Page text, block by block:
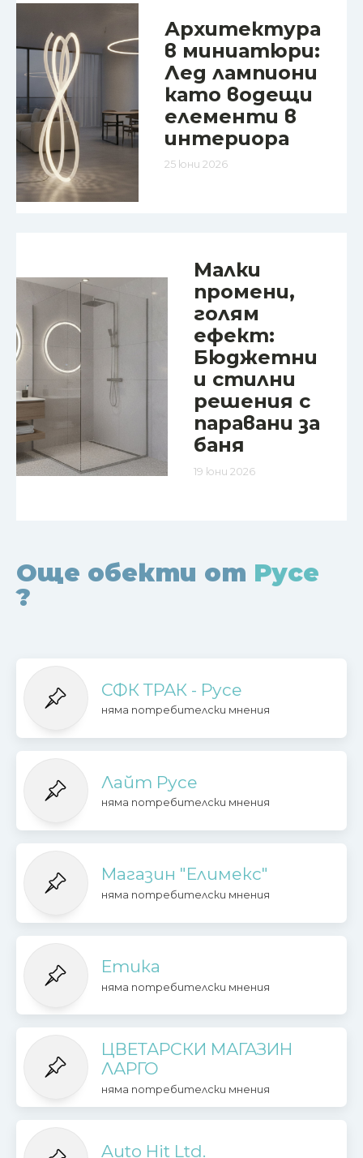
Архитектура
в миниатюри:
Лед лампиони
като водещи
елементи в
интериора
25 юни 2026
Малки
промени,
голям
ефект:
Бюджетни
и стилни
решения с
паравани за
баня
19 юни 2026
Още обекти от Русе
?
СФК ТРАК - Русе
няма потребителски мнения
Лайт Русе
няма потребителски мнения
Магазин "Елимекс"
няма потребителски мнения
Етика
няма потребителски мнения
ЦВЕТАРСКИ МАГАЗИН
ЛАРГО
няма потребителски мнения
Auto Hit Ltd.